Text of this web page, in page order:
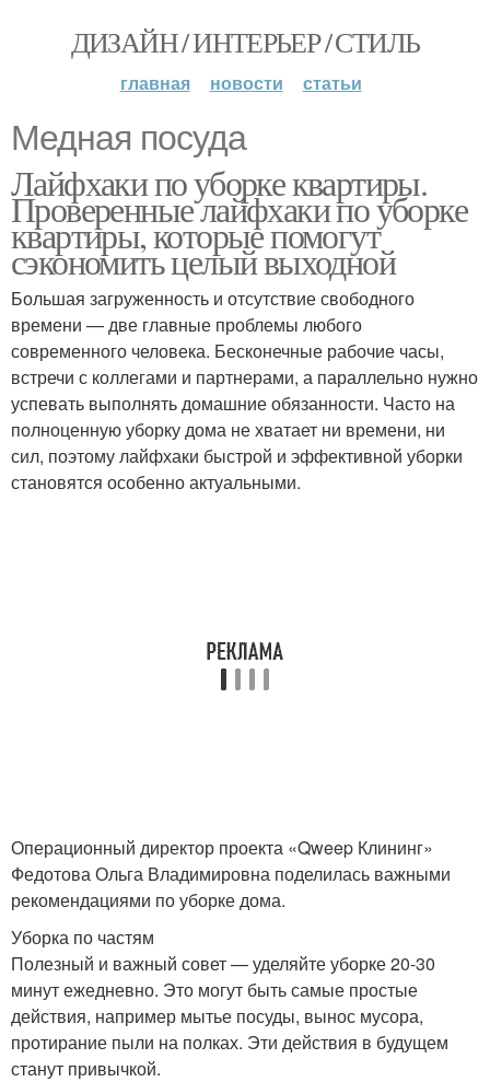
ДИЗАЙН / ИНТЕРЬЕР / СТИЛЬ
главная новости статьи
Медная посуда
Лайфхаки по уборке квартиры.
Проверенные лайфхаки по уборке
квартиры, которые помогут
сэкономить целый выходной
Большая загруженность и отсутствие свободного
времени — две главные проблемы любого
современного человека. Бесконечные рабочие часы,
встречи с коллегами и партнерами, а параллельно нужно
успевать выполнять домашние обязанности. Часто на
полноценную уборку дома не хватает ни времени, ни
сил, поэтому лайфхаки быстрой и эффективной уборки
становятся особенно актуальными.
Операционный директор проекта «Qweep Клининг»
Федотова Ольга Владимировна поделилась важными
рекомендациями по уборке дома.
Уборка по частям
Полезный и важный совет — уделяйте уборке 20-30
минут ежедневно. Это могут быть самые простые
действия, например мытье посуды, вынос мусора,
протирание пыли на полках. Эти действия в будущем
станут привычкой.